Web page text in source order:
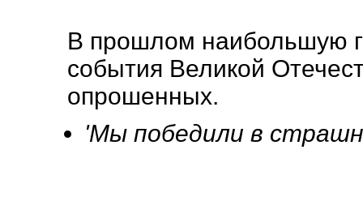
В прошлом наибольшую
события Великой
опрошенных.
'Мы победили в